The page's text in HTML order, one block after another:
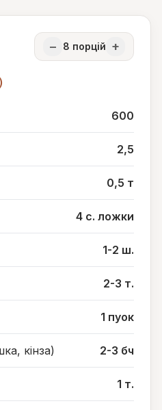
− 8 порцій +
600
2,5
0,5 т
4 с. ложки
1-2 ш.
2-3 т.
1 пуок
кінза) 2-3 бч
1 т.